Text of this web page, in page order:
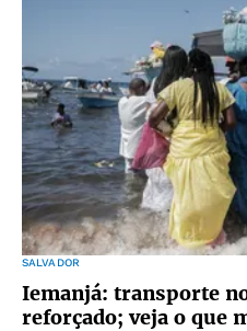
SALVADOR
Iemanjá: transporte
reforçado; veja o que